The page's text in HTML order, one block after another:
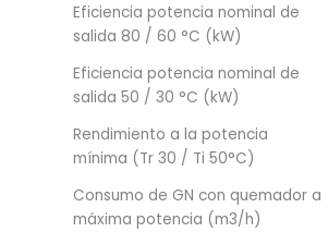
Eficiencia potencia nominal de
salida 80 / 60 °C (kW)
Eficiencia potencia nominal de
salida 50 / 30 °C (kW)
Rendimiento a la potencia
mínima (Tr 30 / Ti 50°C)
Consumo de GN con quemador a
máxima potencia (m3/h)